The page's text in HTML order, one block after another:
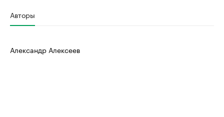
Авторы
Александр Алексеев